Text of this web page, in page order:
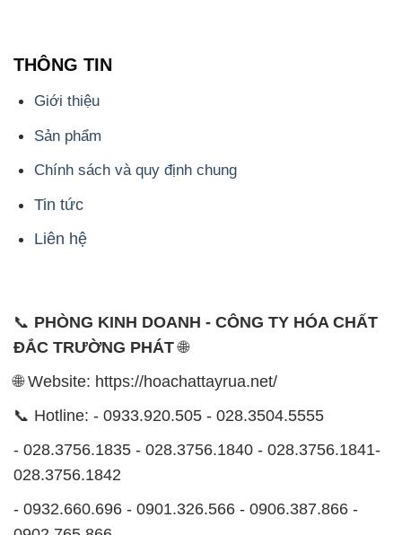
Chính sách và quy định chung
Tin tức
Liên hệ
📞
PHÒNG KINH DOANH - CÔNG TY HÓA CHẤT
ĐẮC TRƯỜNG PHÁT
- 028.3756.1835 - 028.3756.1840 - 028.3756.1841-
0902.765.866
📧 Email: hoachat@dactruongphat.vn
ĐỊA CHỈ